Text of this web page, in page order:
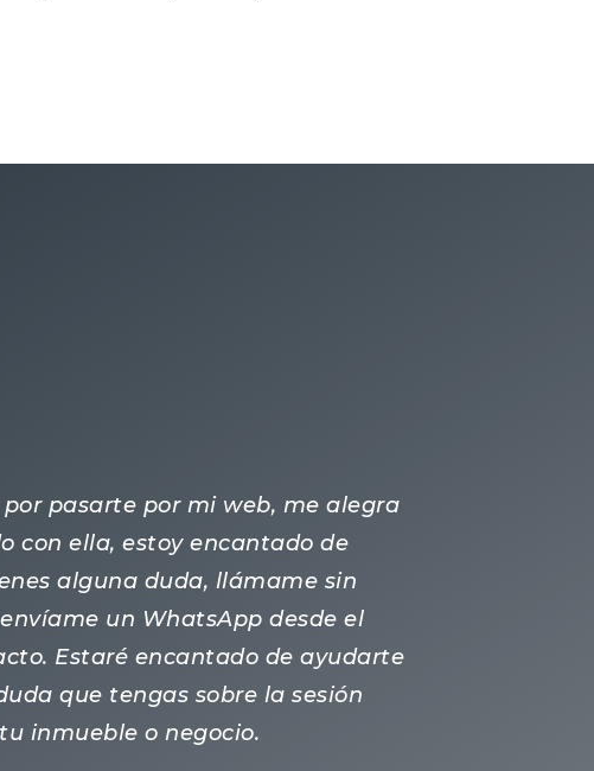
por pasarte por mi web, me alegra
con ella, estoy encantado de
alguna duda, llámame sin
un WhatsApp desde el
Estaré encantado de ayudarte
que tengas sobre la sesión
inmueble o negocio.